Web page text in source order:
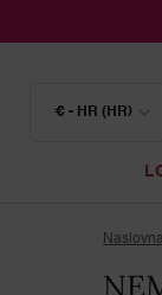
€ - HR (HR)
Naslovna